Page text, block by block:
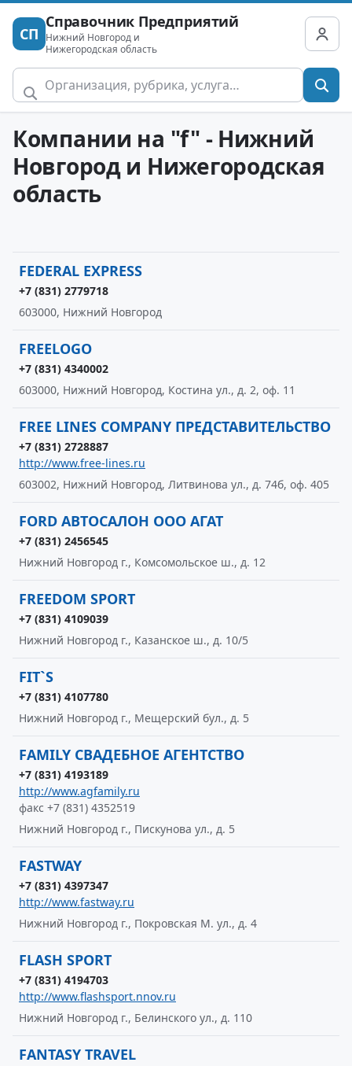
СП
Справочник Предприятий
Нижний Новгород и
Нижегородская область
Компании на "f" - Нижний
Новгород и Нижегородская
область
FEDERAL EXPRESS
+7 (831) 2779718
603000, Нижний Новгород
FREELOGO
+7 (831) 4340002
603000, Нижний Новгород, Костина ул., д. 2, оф. 11
FREE LINES COMPANY ПРЕДСТАВИТЕЛЬСТВО
+7 (831) 2728887
http://www.free-lines.ru
603002, Нижний Новгород, Литвинова ул., д. 74б, оф. 405
FORD АВТОСАЛОН ООО АГАТ
+7 (831) 2456545
Нижний Новгород г., Комсомольское ш., д. 12
FREEDOM SPORT
+7 (831) 4109039
Нижний Новгород г., Казанское ш., д. 10/5
FIT`S
+7 (831) 4107780
Нижний Новгород г., Мещерский бул., д. 5
FAMILY СВАДЕБНОЕ АГЕНТСТВО
+7 (831) 4193189
http://www.agfamily.ru
факс +7 (831) 4352519
Нижний Новгород г., Пискунова ул., д. 5
FASTWAY
+7 (831) 4397347
http://www.fastway.ru
Нижний Новгород г., Покровская М. ул., д. 4
FLASH SPORT
+7 (831) 4194703
http://www.flashsport.nnov.ru
Нижний Новгород г., Белинского ул., д. 110
FANTASY TRAVEL